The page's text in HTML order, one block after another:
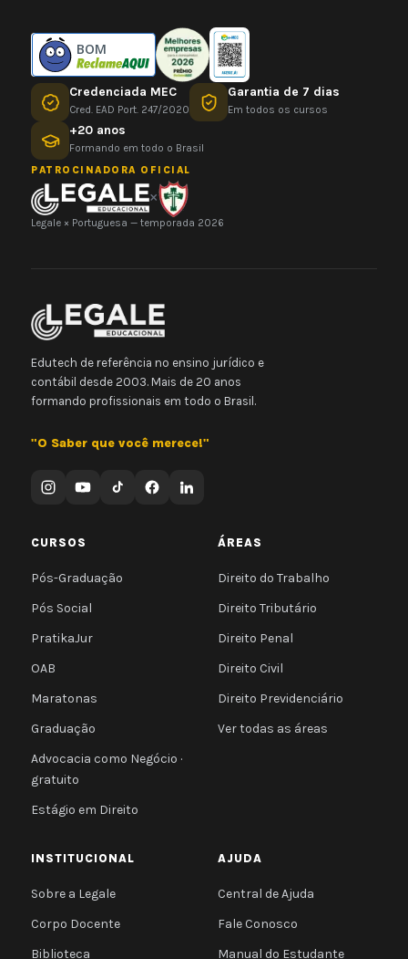
BOM
Credenciada MEC
Cred. EAD Port. 247/2020
Garantia de 7 dias
Em todos os cursos
+20 anos
Formando em todo o Brasil
PATROCINADORA OFICIAL
×
Legale × Portuguesa — temporada 2026
Edutech de referência no ensino jurídico e
contábil desde 2003. Mais de 20 anos
formando profissionais em todo o Brasil.
"O Saber que você merece!"
CURSOS
Pós-Graduação
Pós Social
PratikaJur
OAB
Maratonas
Graduação
Advocacia como Negócio ·
gratuito
Estágio em Direito
ÁREAS
Direito do Trabalho
Direito Tributário
Direito Penal
Direito Civil
Direito Previdenciário
Ver todas as áreas
INSTITUCIONAL
Sobre a Legale
Corpo Docente
Biblioteca
AJUDA
Central de Ajuda
Fale Conosco
Manual do Estudante